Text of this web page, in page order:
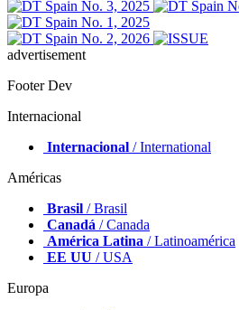
advertisement
Footer Dev
Internacional
Internacional / International
Américas
Brasil / Brasil
Canadá / Canada
América Latina / Latinoamérica
EE UU / USA
Europa